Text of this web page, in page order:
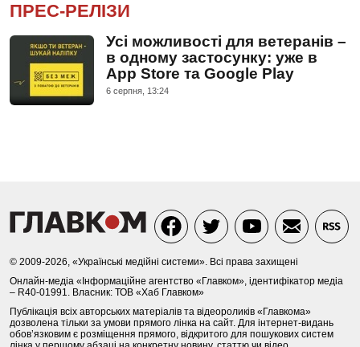
ПРЕС-РЕЛІЗИ
Усі можливості для ветеранів –
в одному застосунку: уже в
App Store та Google Play
6 серпня, 13:24
© 2009-2026, «Українські медійні системи». Всі права захищені
Онлайн-медіа «Інформаційне агентство «Главком», ідентифікатор медіа
– R40-01991. Власник: ТОВ «Хаб Главком»
Публікація всіх авторських матеріалів та відеороликів «Главкома»
дозволена тільки за умови прямого лінка на сайт. Для інтернет-видань
обов’язковим є розміщення прямого, відкритого для пошукових систем